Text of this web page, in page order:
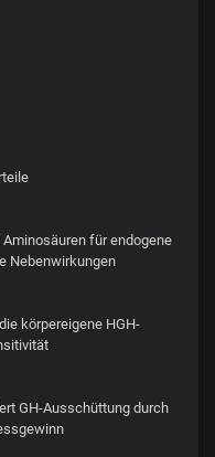
für endogene
Nebenwirkungen
körpereigene HGH-
GH-Ausschüttung durch